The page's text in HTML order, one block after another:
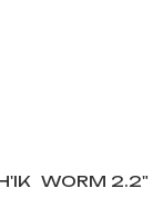
WORM 2.2"